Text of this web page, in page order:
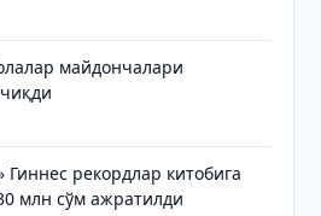
майдончалари
рекордлар китобига
млн сўм ажратилди